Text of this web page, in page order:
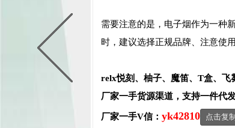
需要注意的是，电子烟作为一种
时，建议选择正规品牌、注意使
relx悦刻、柚子、魔笛、T盒、飞
厂家一手货源渠道，支持一件代
厂家一手V信： yk42810 点击复制